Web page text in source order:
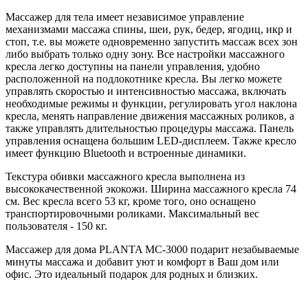
Массажер для тела имеет независимое управление
механизмами массажа спины, шеи, рук, бедер, ягодиц, икр и
стоп, т.е. вы можете одновременно запустить массаж всех зон
либо выбрать только одну зону. Все настройки массажного
кресла легко доступны на панели управления, удобно
расположенной на подлокотнике кресла. Вы легко можете
управлять скоростью и интенсивностью массажа, включать
необходимые режимы и функции, регулировать угол наклона
кресла, менять направление движения массажных роликов, а
также управлять длительностью процедуры массажа. Панель
управления оснащена большим LED-дисплеем. Также кресло
имеет функцию Bluetooth и встроенные динамики.
Текстура обивки массажного кресла выполнена из
высококачественной экокожи. Ширина массажного кресла 74
см. Вес кресла всего 53 кг, кроме того, оно оснащено
транспортировочными роликами. Максимальный вес
пользователя - 150 кг.
Массажер для дома PLANTA MC-3000 подарит незабываемые
минуты массажа и добавит уют и комфорт в Ваш дом или
офис. Это идеальный подарок для родных и близких.